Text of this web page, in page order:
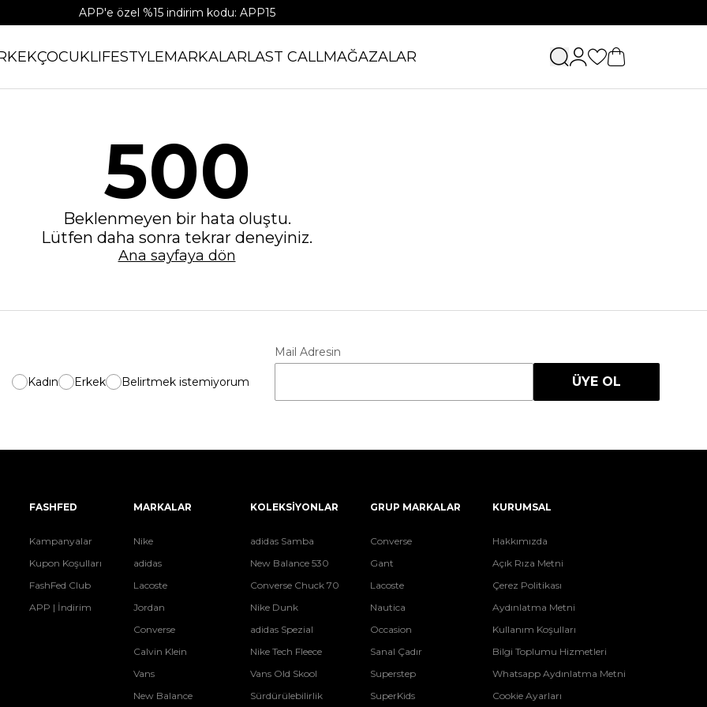
APP'e özel %15 indirim kodu: APP15
ÇOCUKLIFESTYLEMARKALARLAST CALLMAĞAZALAR
500
Beklenmeyen bir hata oluştu.
Lütfen daha sonra tekrar deneyiniz.
Ana sayfaya dön
Kadın Erkek Belirtmek istemiyorum
Mail Adresin
ÜYE OL
FASHFED
Kampanyalar
Kupon Koşulları
FashFed Club
APP | İndirim
MARKALAR
Nike
adidas
Lacoste
Jordan
Converse
Calvin Klein
Vans
New Balance
KOLEKSİYONLAR
adidas Samba
New Balance 530
Converse Chuck 70
Nike Dunk
adidas Spezial
Nike Tech Fleece
Vans Old Skool
Sürdürülebilirlik
GRUP MARKALAR
Converse
Gant
Lacoste
Nautica
Occasion
Sanal Çadır
Superstep
SuperKids
KURUMSAL
Hakkımızda
Açık Rıza Metni
Çerez Politikası
Aydınlatma Metni
Kullanım Koşulları
Bilgi Toplumu Hizmetleri
Whatsapp Aydınlatma Metni
Cookie Ayarları